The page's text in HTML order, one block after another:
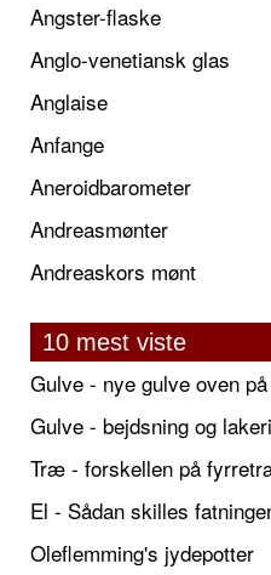
Angster-flaske
Anglo-venetiansk glas
Anglaise
Anfange
Aneroidbarometer
Andreasmønter
Andreaskors mønt
10 mest viste
Gulve - nye gulve oven
Gulve - bejdsning og
Træ - forskellen på
El - Sådan skilles
Oleflemming's jydepotter